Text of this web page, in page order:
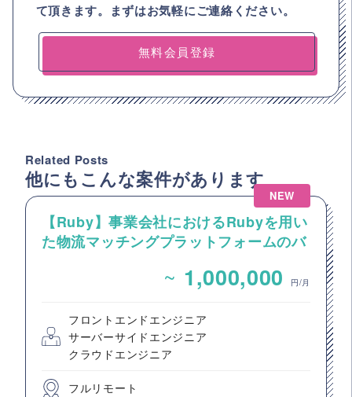
て頂きます。まずはお気軽にご連絡ください。
無料会員登録
Related Posts
他にもこんな案件があります
NEW
【Ruby】事業会社におけるRubyを用い
た物流マッチングプラットフォームのバ
~ 1,000,000 円/月
フロントエンドエンジニア
サーバーサイドエンジニア
クラウドエンジニア
フルリモート